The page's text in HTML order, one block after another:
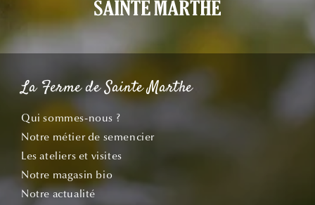
La Ferme de Sainte Marthe
Qui sommes-nous ?
Notre métier de semencier
Les ateliers et visites
Notre magasin bio
Notre actualité